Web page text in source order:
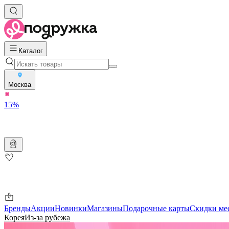
Каталог
Москва
15%
БрендыАкцииНовинкиМагазиныПодарочные картыСкидки
КореяИз-за рубежа